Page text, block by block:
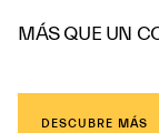
MÁS QUE UN
DESCUBRE MÁS